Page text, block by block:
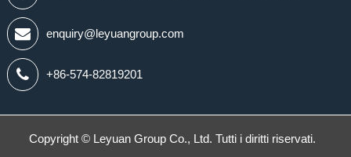
enquiry@leyuangroup.com
+86-574-82819201
Copyright © Leyuan Group Co., Ltd. Tutti i diritti riservati.